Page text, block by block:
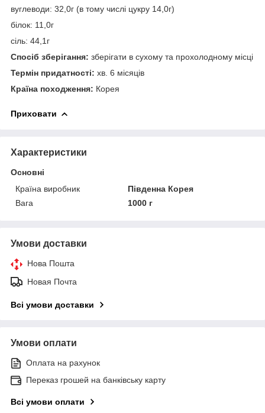
вуглеводи: 32,0г (в тому числі цукру 14,0г)
білок: 11,0г
сіль: 44,1г
Спосіб зберігання: зберігати в сухому та прохолодному місці
Термін придатності: хв. 6 місяців
Країна походження: Корея
Приховати
Характеристики
Основні
Країна виробник
Південна Корея
Вага
1000 г
Умови доставки
Нова Пошта
Новая Почта
Всі умови доставки
Умови оплати
Оплата на рахунок
Переказ грошей на банківську карту
Всі умови оплати